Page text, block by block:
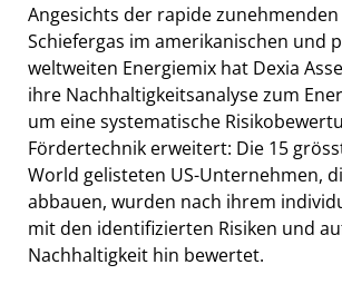
Angesichts der rapide
Schiefergas im amerikanischen und
weltweiten Energiemix hat Dexia
ihre Nachhaltigkeitsanalyse zum
um eine systematische
Fördertechnik erweitert: Die 15
World gelisteten US-Unternehmen,
abbauen, wurden nach ihrem
mit den identifizierten Risiken und
Nachhaltigkeit hin bewertet.